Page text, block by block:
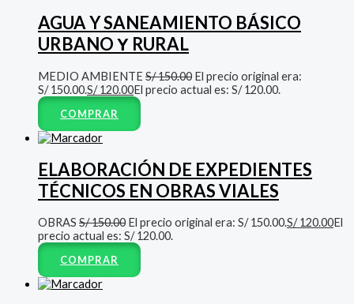
AGUA Y SANEAMIENTO BÁSICO
URBANO Υ RURAL
MEDIO AMBIENTE S/150.00 El precio original era:
S/ 150.00.S/120.00El precio actual es: S/ 120.00.
COMPRAR
ELABORACIÓN DE EXPEDIENTES
TÉCNICOS EN OBRAS VIALES
OBRAS S/150.00 El precio original era: S/ 150.00.S/120.00El
precio actual es: S/ 120.00.
COMPRAR